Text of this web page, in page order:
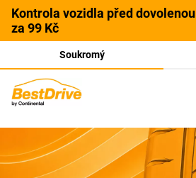
Kontrola vozidla před dovolenou
za 99 Kč
Soukromý